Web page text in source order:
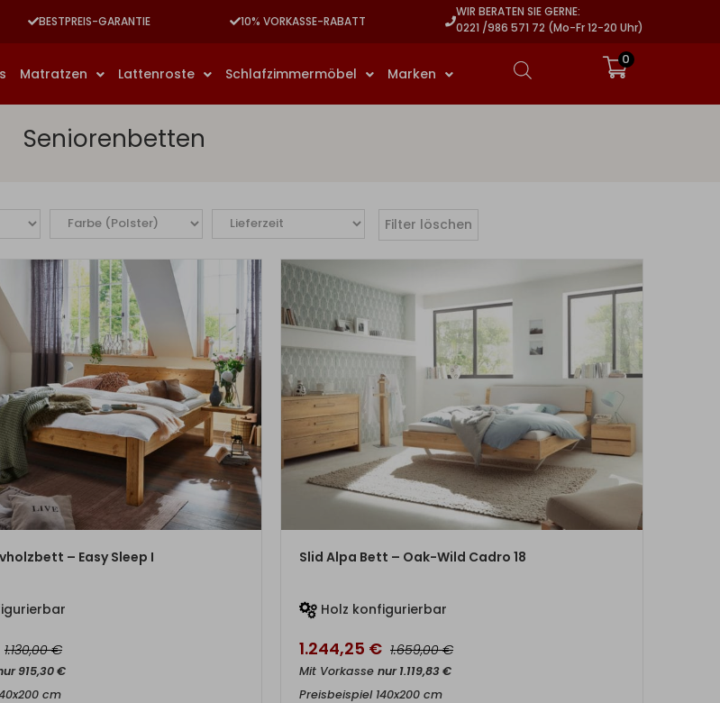
BESTPREIS-GARANTIE 10% VORKASSE-RABATT
WIR BERATEN SIE GERNE:
0221 /986 571 72 (Mo-Fr 12-20 Uhr)
Matratzen Lattenroste Schlafzimmermöbel Marken
0
Seniorenbetten
Filter löschen
– Easy Sleep I
1.130,00€
915,30€
cm
ZUM PRODUKT
Slid Alpa Bett – Oak-Wild Cadro 18
Holz konfigurierbar
1.244,25 € 1.659,00€
Mit Vorkasse nur1.119,83€
Preisbeispiel 140x200 cm